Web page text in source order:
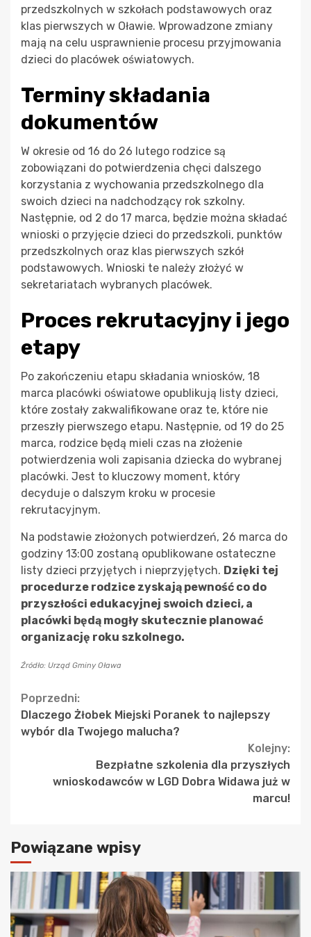
przedszkolnych w szkołach podstawowych oraz
klas pierwszych w Oławie. Wprowadzone zmiany
mają na celu usprawnienie procesu przyjmowania
dzieci do placówek oświatowych.
Terminy składania
dokumentów
W okresie od 16 do 26 lutego rodzice są
zobowiązani do potwierdzenia chęci dalszego
korzystania z wychowania przedszkolnego dla
swoich dzieci na nadchodzący rok szkolny.
Następnie, od 2 do 17 marca, będzie można składać
wnioski o przyjęcie dzieci do przedszkoli, punktów
przedszkolnych oraz klas pierwszych szkół
podstawowych. Wnioski te należy złożyć w
sekretariatach wybranych placówek.
Proces rekrutacyjny i jego
etapy
Po zakończeniu etapu składania wniosków, 18
marca placówki oświatowe opublikują listy dzieci,
które zostały zakwalifikowane oraz te, które nie
przeszły pierwszego etapu. Następnie, od 19 do 25
marca, rodzice będą mieli czas na złożenie
potwierdzenia woli zapisania dziecka do wybranej
placówki. Jest to kluczowy moment, który
decyduje o dalszym kroku w procesie
rekrutacyjnym.
Na podstawie złożonych potwierdzeń, 26 marca do
godziny 13:00 zostaną opublikowane ostateczne
listy dzieci przyjętych i nieprzyjętych. Dzięki tej
procedurze rodzice zyskają pewność co do
przyszłości edukacyjnej swoich dzieci, a
placówki będą mogły skutecznie planować
organizację roku szkolnego.
Źródło: Urząd Gminy Oława
Continue
Reading
Poprzedni:
Dlaczego Żłobek Miejski Poranek to najlepszy
wybór dla Twojego malucha?
Kolejny:
Bezpłatne szkolenia dla przyszłych
wnioskodawców w LGD Dobra Widawa już w
marcu!
Powiązane wpisy